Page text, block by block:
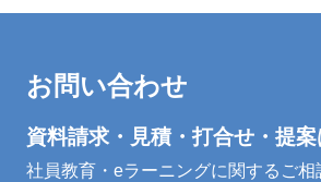
お問い合わせ
資料請求・見積・打合せ・提案
社員教育・eラーニングに関するご